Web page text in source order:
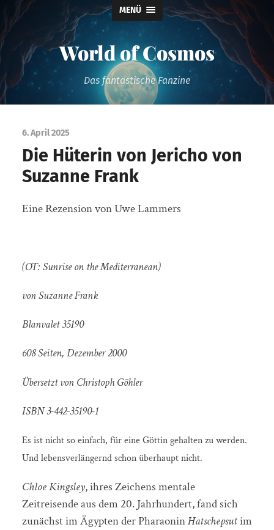
MENÜ
World of Cosmos
Das fantastische Fanzine
6. April 2025
Die Hüterin von Jericho von
Suzanne Frank
Eine Rezension von Uwe Lammers
(OT: Sunrise on the Mediterranean)
von Suzanne Frank
Blanvalet 35190
608 Seiten, Dezember 2000
Übersetzt von Christoph Göhler
ISBN 3-442-35190-1
Es ist nicht so einfach, für eine Göttin gehalten zu werden.
Und lebensverlängernd schon überhaupt nicht.
Chloe Kingsley, ihres Zeichens mentale
Zeitreisende aus dem 20. Jahrhundert, fand sich
zunächst im Ägypten der PharaoninHatschepsutim